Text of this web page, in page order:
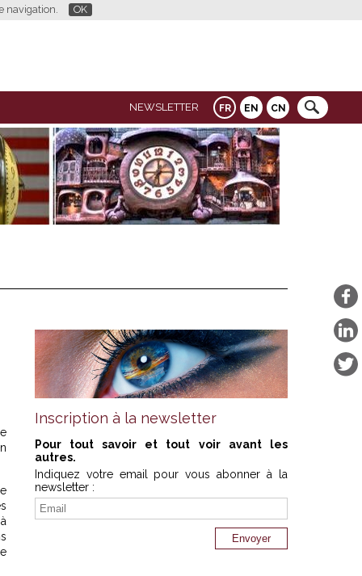
navigation. OK
FR EN CN
NEWSLETTER
Inscription à la newsletter
Pour tout savoir et tout voir avant les
autres.
Indiquez votre email pour vous abonner à la
newsletter :